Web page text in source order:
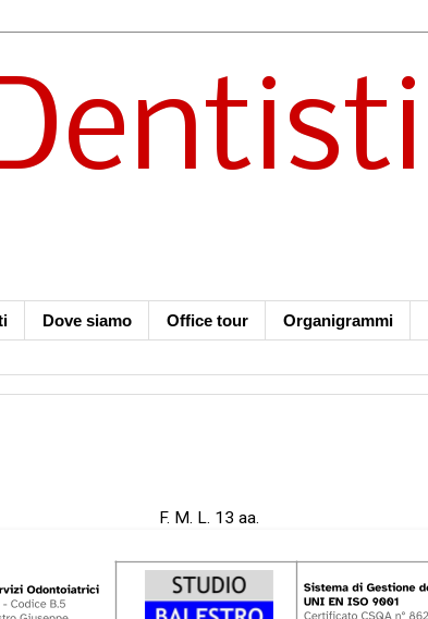
Dove siamo Office tour Organigrammi
F. M. L. 13 aa.